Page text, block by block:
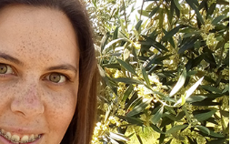
VISITE-NOS
CONTACTO